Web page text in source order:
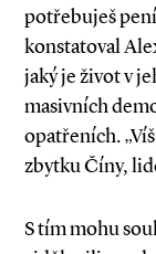
potřebuješ
konstatoval
jaký je život v
masivních
opatřeních.
zbytku Číny,
S tím mohu